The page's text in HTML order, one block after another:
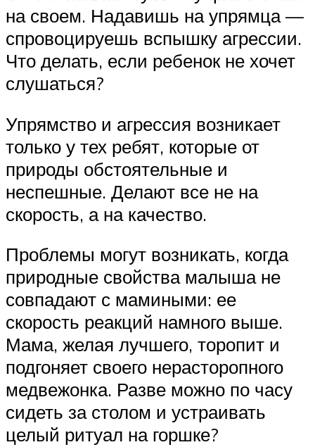
на своем. Надавишь на упрямца —
спровоцируешь вспышку агрессии.
Что делать, если ребенок не хочет
слушаться?
Упрямство и агрессия возникает
только у тех ребят, которые от
природы обстоятельные и
неспешные. Делают все не на
скорость, а на качество.
Проблемы могут возникать, когда
природные свойства малыша не
совпадают с мамиными: ее
скорость реакций намного выше.
Мама, желая лучшего, торопит и
подгоняет своего нерасторопного
медвежонка. Разве можно по часу
сидеть за столом и устраивать
целый ритуал на горшке?